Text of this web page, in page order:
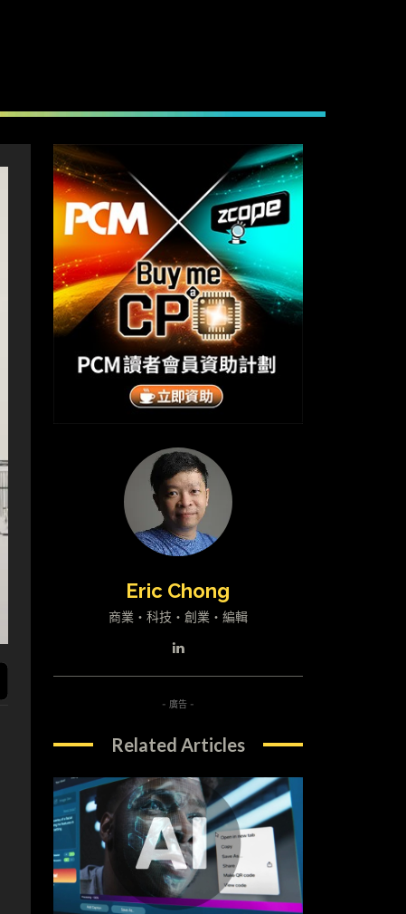
Eric Chong
商業・科技・創業・編輯
- 廣告 -
Related Articles